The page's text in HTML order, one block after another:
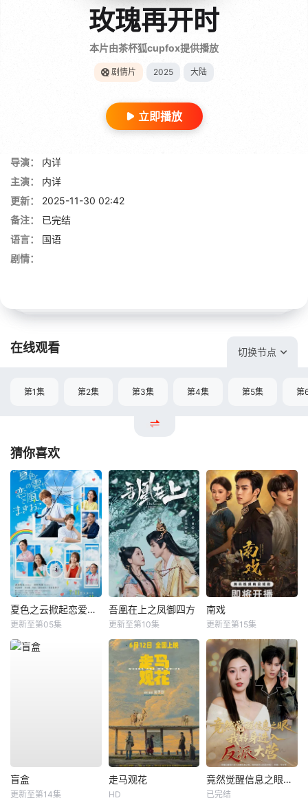
玫瑰再开时
本片由茶杯狐cupfox提供播放
剧情片 2025 大陆
立即播放
导演：
内详
主演：
内详
更新：
2025-11-30 02:42
备注：
已完结
语言：
国语
剧情：
在线观看 切换节点
第1集 第2集 第3集 第4集 第5集 第
猜你喜欢
夏色之云掀起恋爱与风暴
更新至第05集
吾凰在上之凤御四方
更新至第10集
南戏
更新至第15集
盲盒
更新至第14集
走马观花
HD
竟然觉醒信息之眼，我转身进入反派大营
已完结